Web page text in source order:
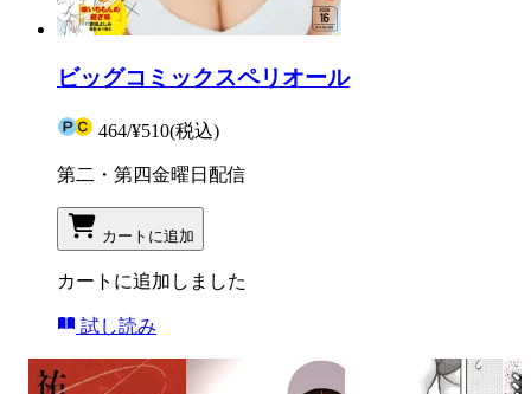
ビッグコミックスペリオール
464/¥510(税込)
第二・第四金曜日配信
カートに追加
カートに追加しました
試し読み